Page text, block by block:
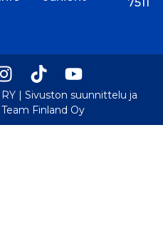
| Sivuston suunnittelu ja
Finland Oy